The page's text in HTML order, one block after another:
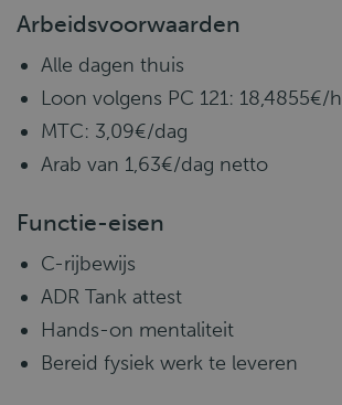
Arbeidsvoorwaarden
Alle dagen thuis
Loon volgens PC 121: 18,4855€/h
MTC: 3,09€/dag
Arab van 1,63€/dag netto
Functie-eisen
C-rijbewijs
ADR Tank attest
Hands-on mentaliteit
Bereid fysiek werk te leveren